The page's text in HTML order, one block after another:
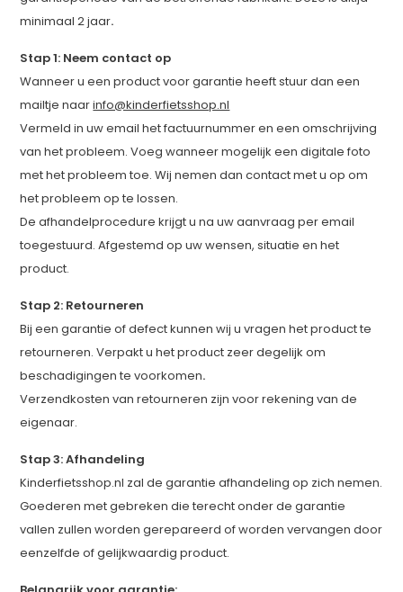
minimaal 2 jaar.
Stap 1: Neem contact op
Wanneer u een product voor garantie heeft stuur dan een
mailtje naarinfo@kinderfietsshop.nl
Vermeld in uw email het factuurnummer en een omschrijving
van het probleem. Voeg wanneer mogelijk een digitale foto
met het probleem toe. Wij nemen dan contact met u op om
het probleem op te lossen.
De afhandelprocedure krijgt u na uw aanvraag per email
toegestuurd. Afgestemd op uw wensen, situatie en het
product.
Stap 2: Retourneren
Bij een garantie of defect kunnen wij u vragen het product te
retourneren. Verpakt u het product zeer degelijk om
beschadigingen te voorkomen.
Verzendkosten van retourneren zijn voor rekening van de
eigenaar.
Stap 3: Afhandeling
Kinderfietsshop.nl zal de garantie afhandeling op zich nemen.
Goederen met gebreken die terecht onder de garantie
vallen zullen worden gerepareerd of worden vervangen door
eenzelfde of gelijkwaardig product.